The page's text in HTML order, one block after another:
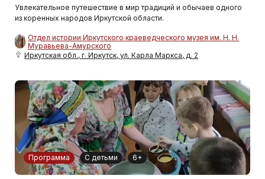
Увлекательное путешествие в мир традиций и обычаев одного
из коренных народов Иркутской области.
Отдел истории Иркутского краеведческого музея им. Н. Н.
Муравьева-Амурского
Иркутская обл., г. Иркутск, ул. Карла Маркса, д. 2
Программа С детьми 6+